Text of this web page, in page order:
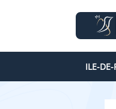
ILE-DE-